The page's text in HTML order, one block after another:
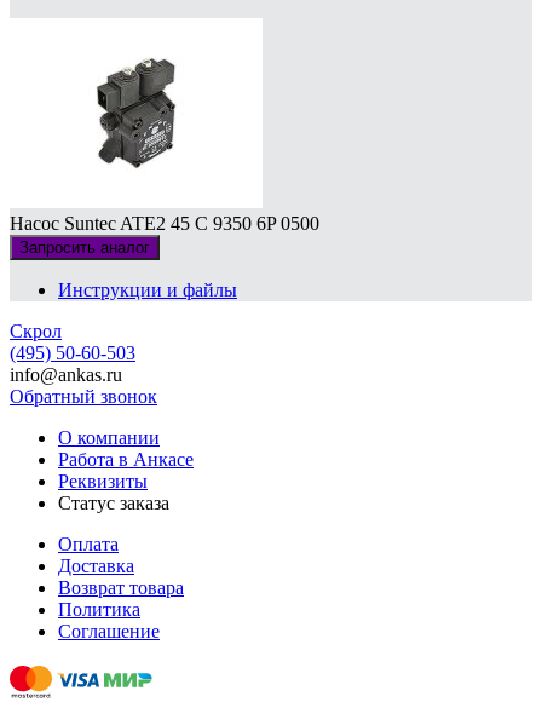
Насос Suntec ATE2 45 C 9350 6P 0500
Запросить аналог
Инструкции и файлы
Скрол
(495) 50-60-503
info@ankas.ru
Обратный звонок
О компании
Работа в Анкасе
Реквизиты
Статус заказа
Оплата
Доставка
Возврат товара
Политика
Соглашение